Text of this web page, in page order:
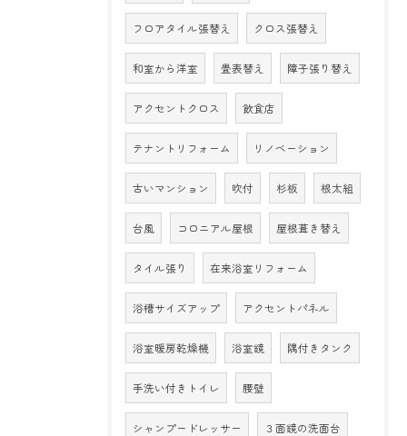
フロアタイル張替え クロス張替え
和室から洋室 畳表替え 障子張り替え
アクセントクロス 飲食店
テナントリフォーム リノベーション
古いマンション 吹付 杉板 根太組
台風 コロニアル屋根 屋根葺き替え
タイル張り 在来浴室リフォーム
浴槽サイズアップ アクセントパネル
浴室暖房乾燥機 浴室鏡 隅付きタンク
手洗い付きトイレ 腰壁
シャンプードレッサー ３面鏡の洗面台